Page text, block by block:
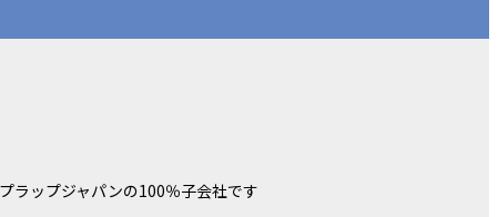
ラップジャパンの100％子会社です